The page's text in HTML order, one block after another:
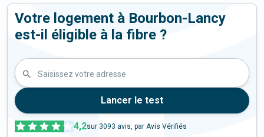
Votre logement à Bourbon-Lancy
est-il éligible à la fibre ?
Saisissez votre adresse
Lancer le test
4,2sur 3093 avis, par Avis Vérifiés